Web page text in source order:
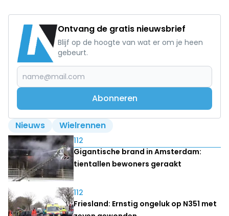
Ontvang de gratis nieuwsbrief
Blijf op de hoogte van wat er om je heen
gebeurt.
Abonneren
Nieuws Wielrennen
Lees ook
112
Gigantische brand in Amsterdam:
tientallen bewoners geraakt
112
Friesland: Ernstig ongeluk op N351 met